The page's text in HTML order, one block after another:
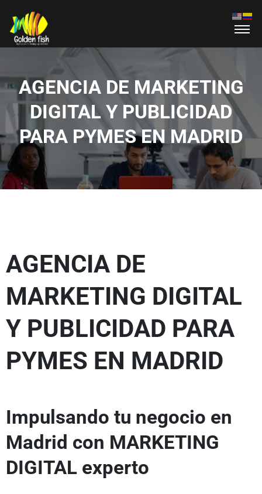
AGENCIA DE MARKETING
DIGITAL Y PUBLICIDAD
PARA PYMES EN MADRID
AGENCIA DE
MARKETING DIGITAL
Y PUBLICIDAD PARA
PYMES EN MADRID
Impulsando tu negocio en
Madrid con MARKETING
DIGITAL experto